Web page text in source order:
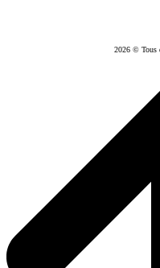
2026 © Tous